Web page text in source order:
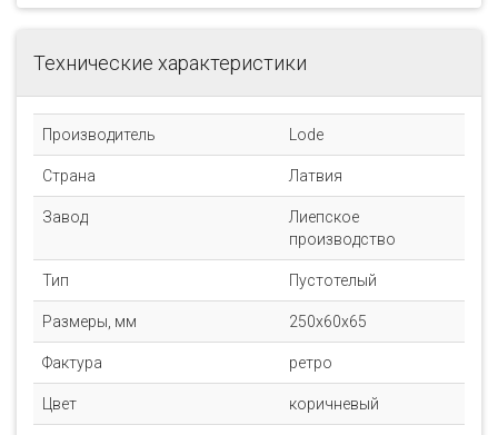
Технические характеристики
Производитель Lode
Страна Латвия
Завод
Лиепское
производство
Тип Пустотелый
Размеры, мм 250x60x65
Фактура ретро
Цвет коричневый